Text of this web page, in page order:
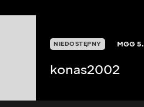
NIEDOSTĘPNY MGG
konas2002